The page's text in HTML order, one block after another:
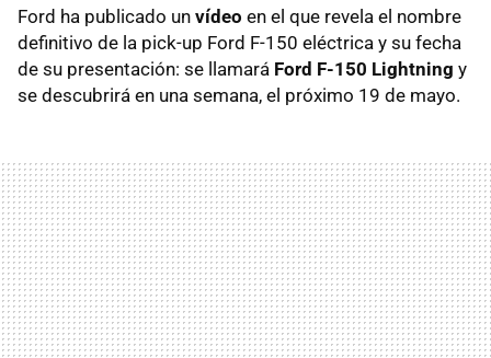
Ford ha publicado un vídeo en el que revela el nombre
definitivo de la pick-up Ford F-150 eléctrica y su fecha
de su presentación: se llamará Ford F-150 Lightning y
se descubrirá en una semana, el próximo 19 de mayo.